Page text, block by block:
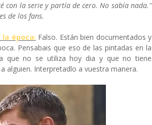
con la serie y partía de cero. No sabía nada."
de los fans.
época: Falso. Están bien documentados y
Pensabais que eso de las pintadas en la
que no se utiliza hoy dia y que no tiene
alguien. Interpretadlo a vuestra manera.